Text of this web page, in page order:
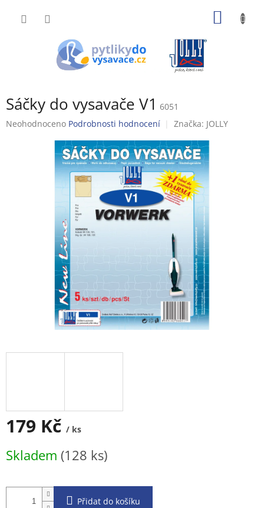
Sáčky do vysavače V1 6051
Průměrné
Neohodnoceno Podrobnosti hodnocení Značka: JOLLY
179 Kč / ks
cena:
Skladem (128 ks)
Přidat do košíku